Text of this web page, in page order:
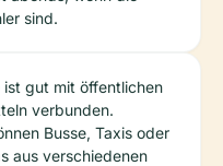
sind.
ist gut mit öffentlichen
verbunden.
Busse, Taxis oder
aus verschiedenen